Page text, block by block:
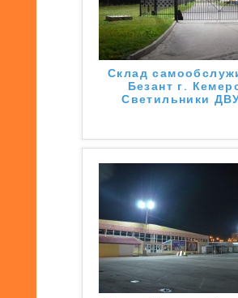
Склад
Безант г.
Светильники